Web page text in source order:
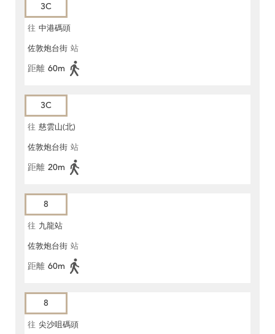
3C
往 中港碼頭
佐敦炮台街 站
距離 60m
3C
往 慈雲山(北)
佐敦炮台街 站
距離 20m
8
往 九龍站
佐敦炮台街 站
距離 60m
8
往 尖沙咀碼頭